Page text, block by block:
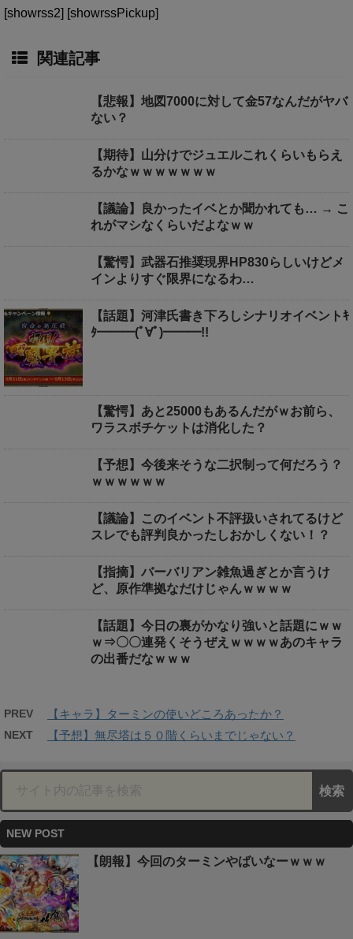
[showrss2] [showrssPickup]
関連記事
【悲報】地図7000に対して金57なんだがヤバ
ない？
【期待】山分けでジュエルこれくらいもらえ
るかなｗｗｗｗｗｗｗ
【議論】良かったイベとか聞かれても… → こ
れがマシなくらいだよなｗｗ
【驚愕】武器石推奨現界HP830らしいけどメ
インよりすぐ限界になるわ…
【話題】河津氏書き下ろしシナリオイベントｷ
ﾀ━━━(ﾟ∀ﾟ)━━━!!
【驚愕】あと25000もあるんだがｗお前ら、
ワラスボチケットは消化した？
【予想】今後来そうな二択制って何だろう？
ｗｗｗｗｗｗ
【議論】このイベント不評扱いされてるけど
スレでも評判良かったしおかしくない！？
【指摘】バーバリアン雑魚過ぎとか言うけ
ど、原作準拠なだけじゃんｗｗｗｗ
【話題】今日の裏がかなり強いと話題にｗｗ
ｗ⇒〇〇連発くそうぜえｗｗｗｗあのキャラ
の出番だなｗｗｗ
PREV 【キャラ】ターミンの使いどころあったか？
NEXT 【予想】無尽塔は５０階くらいまでじゃない？
NEW POST
【朗報】今回のターミンやばいなーｗｗｗ